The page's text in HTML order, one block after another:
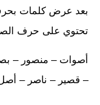
بعد عرض كلمات
تحتوي على حرف
أصوات – منصور –
– قصير – ناصر –